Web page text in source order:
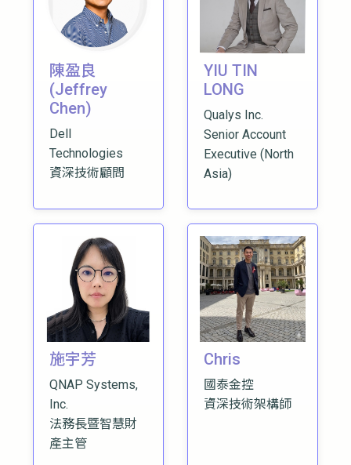
陳盈良
(Jeffrey
Chen)
Dell
Technologies
資深技術顧問
YIU TIN
LONG
Qualys Inc.
Senior Account
Executive (North
Asia)
施宇芳
QNAP Systems,
Inc.
法務長暨智慧財
產主管
Chris
國泰金控
資深技術架構師